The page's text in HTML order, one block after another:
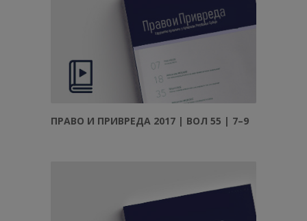
ПРАВО И ПРИВРЕДА 2017 | ВОЛ 55 | 7–9